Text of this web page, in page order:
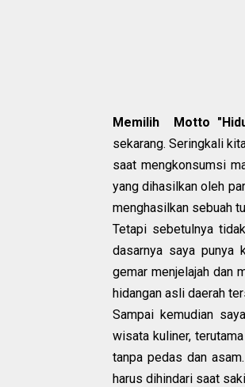
Memilih Motto
sekarang. Seringkali
saat mengkonsumsi
yang dihasilkan oleh
menghasilkan sebuah
Tetapi sebetulnya
dasarnya saya punya
gemar menjelajah dan
hidangan asli daerah
Sampai kemudian
wisata kuliner,
tanpa pedas dan
harus dihindari saat